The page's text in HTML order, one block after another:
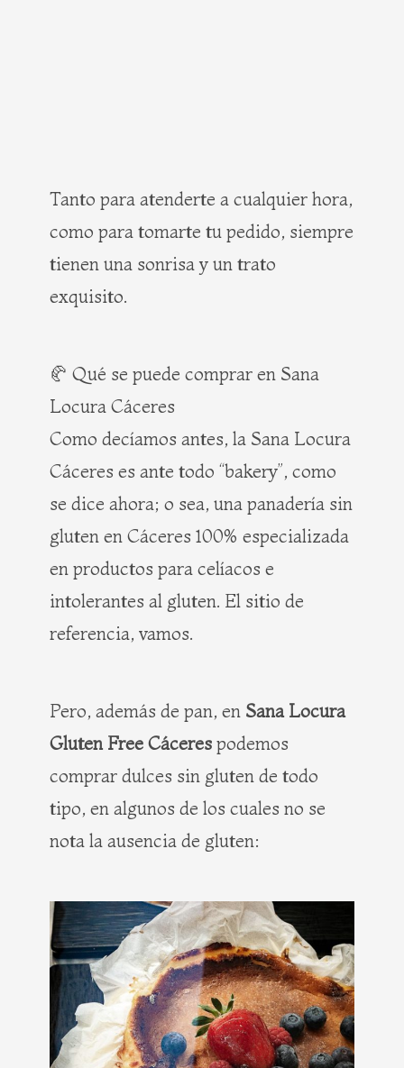
Tanto para atenderte a cualquier hora,
como para tomarte tu pedido, siempre
tienen una sonrisa y un trato
exquisito.
🥐 Qué se puede comprar en Sana
Locura Cáceres
Como decíamos antes, la Sana Locura
Cáceres es ante todo “bakery”, como
se dice ahora; o sea, una panadería sin
gluten en Cáceres 100% especializada
en productos para celíacos e
intolerantes al gluten. El sitio de
referencia, vamos.
Pero, además de pan, en Sana Locura
Gluten Free Cáceres podemos
comprar dulces sin gluten de todo
tipo, en algunos de los cuales no se
nota la ausencia de gluten: